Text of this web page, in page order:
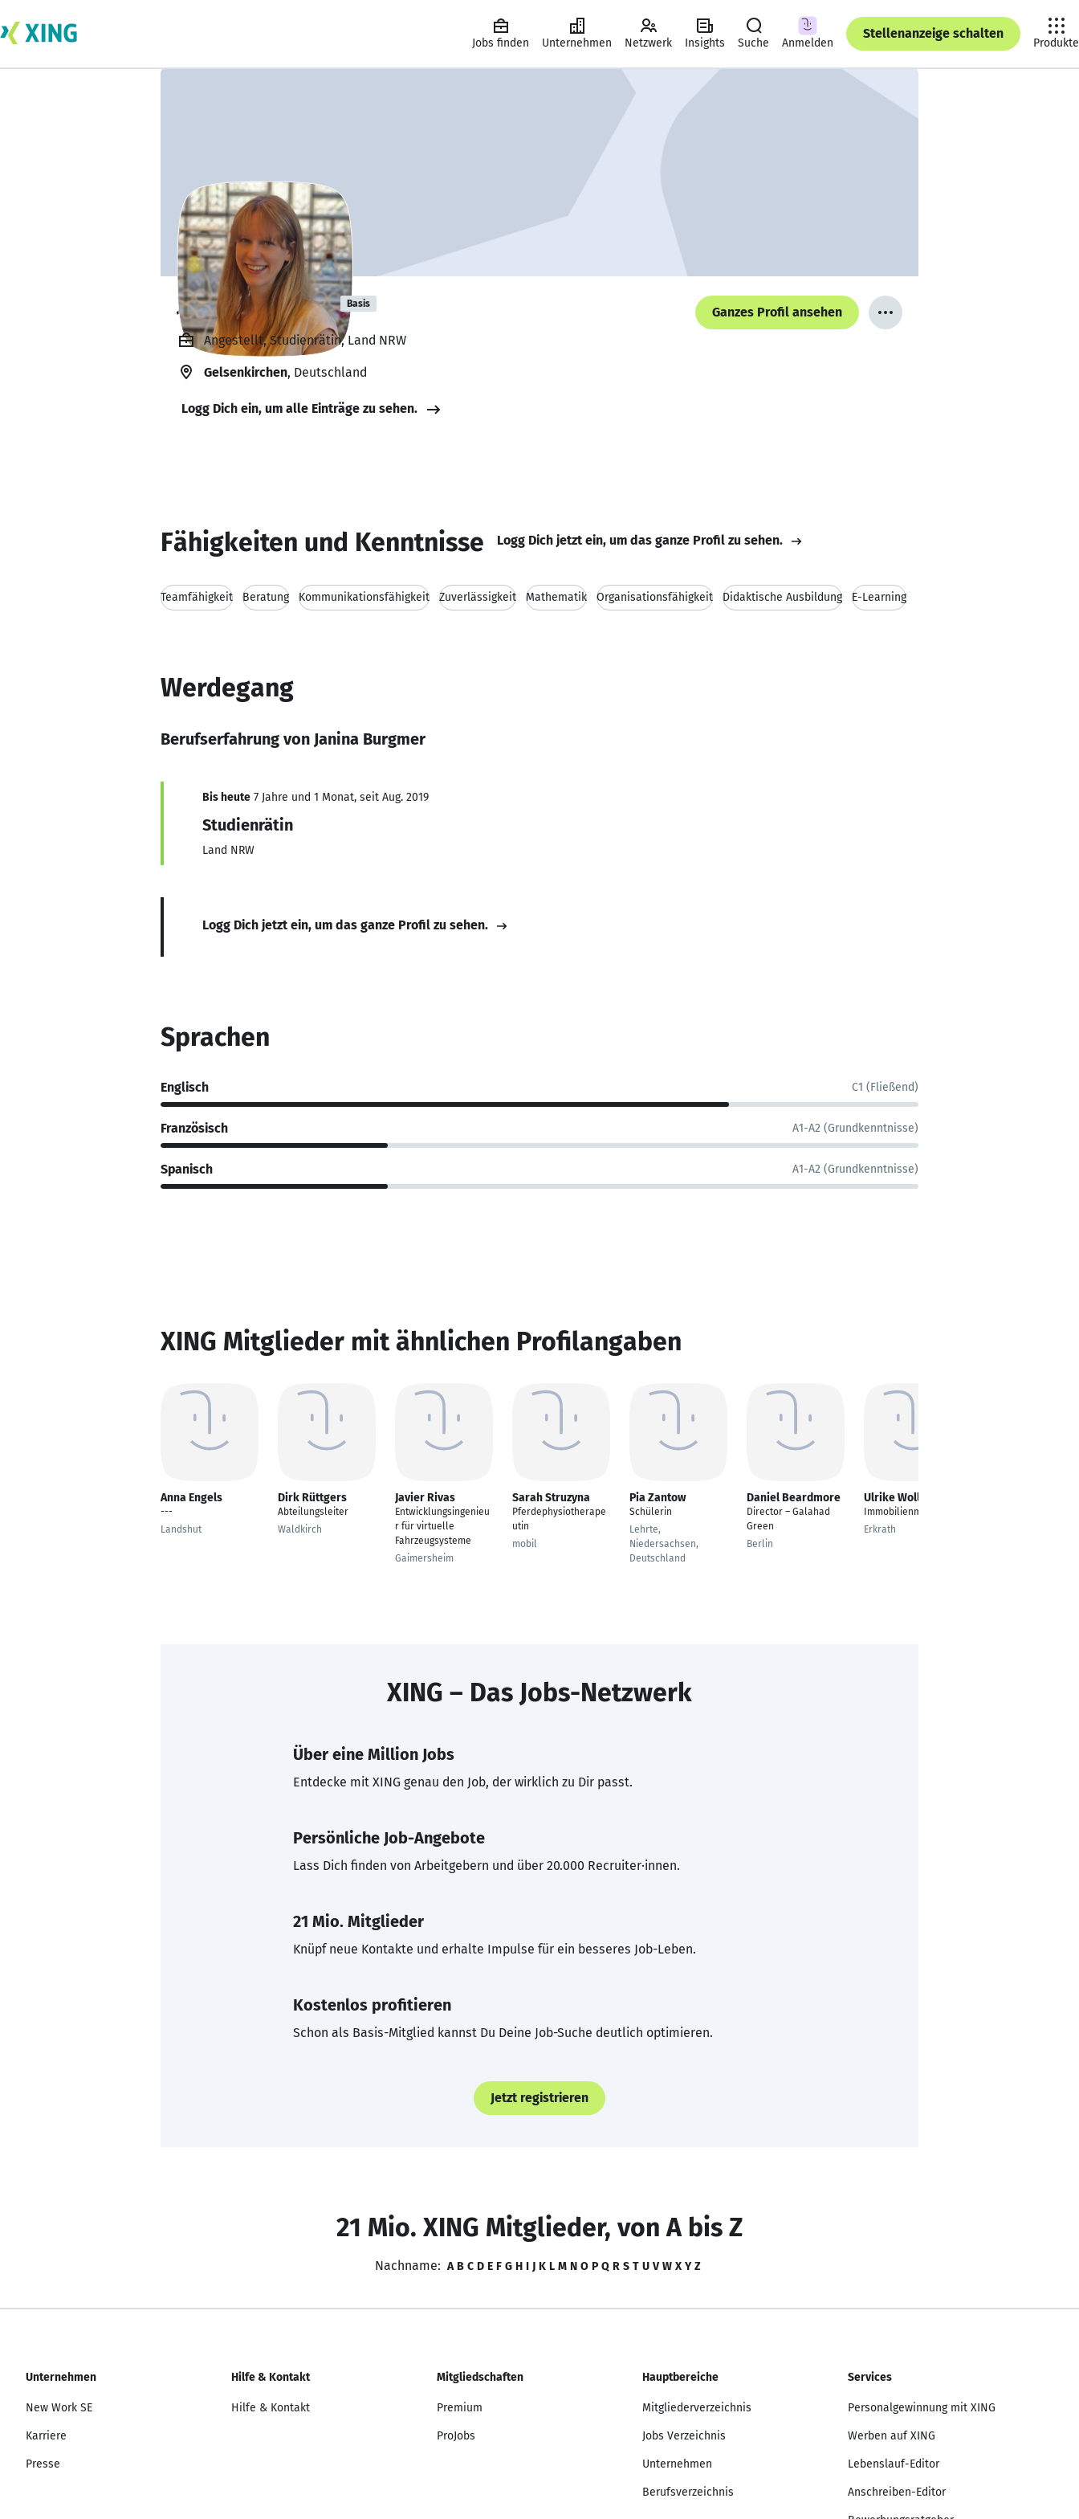
Jobs finden Unternehmen Netzwerk Insights Suche Anmelden
Stellenanzeige schalten
Produkte
Janina Burgmer Basis
Ganzes Profil ansehen
Angestellt, Studienrätin, Land NRW
Gelsenkirchen, Deutschland
Logg Dich ein, um alle Einträge zu sehen.
Fähigkeiten und Kenntnisse Logg Dich jetzt ein, um das ganze Profil zu sehen.
Teamfähigkeit Beratung Kommunikationsfähigkeit Zuverlässigkeit Mathematik Organisationsfähigkeit Didaktische Ausbildung E-Learning
Werdegang
Berufserfahrung von Janina Burgmer
Bis heute 7 Jahre und 1 Monat, seit Aug. 2019
Studienrätin
Land NRW
Logg Dich jetzt ein, um das ganze Profil zu sehen.
Sprachen
Englisch C1 (Fließend)
Französisch A1-A2 (Grundkenntnisse)
Spanisch A1-A2 (Grundkenntnisse)
XING Mitglieder mit ähnlichen Profilangaben
Anna Engels
---
Landshut
Dirk Rüttgers
Abteilungsleiter
Waldkirch
Javier Rivas
Entwicklungsingenieu
r für virtuelle
Fahrzeugsysteme
Gaimersheim
Sarah Struzyna
Pferdephysiotherape
utin
mobil
Pia Zantow
Schülerin
Lehrte,
Niedersachsen,
Deutschland
Daniel Beardmore
Director – Galahad
Green
Berlin
Ulrike Wollscheid
Immobilienmaklerin
Erkrath
XING – Das Jobs-Netzwerk
Über eine Million Jobs
Entdecke mit XING genau den Job, der wirklich zu Dir passt.
Persönliche Job-Angebote
Lass Dich finden von Arbeitgebern und über 20.000 Recruiter·innen.
21 Mio. Mitglieder
Knüpf neue Kontakte und erhalte Impulse für ein besseres Job-Leben.
Kostenlos profitieren
Schon als Basis-Mitglied kannst Du Deine Job-Suche deutlich optimieren.
Jetzt registrieren
21 Mio. XING Mitglieder, von A bis Z
Nachname: A B C D E F G H I J K L M N O P Q R S T U V W X Y Z
Unternehmen
New Work SE
Karriere
Presse
Hilfe & Kontakt
Hilfe & Kontakt
Mitgliedschaften
Premium
ProJobs
Hauptbereiche
Mitgliederverzeichnis
Jobs Verzeichnis
Unternehmen
Berufsverzeichnis
Services
Personalgewinnung mit XING
Werben auf XING
Lebenslauf-Editor
Anschreiben-Editor